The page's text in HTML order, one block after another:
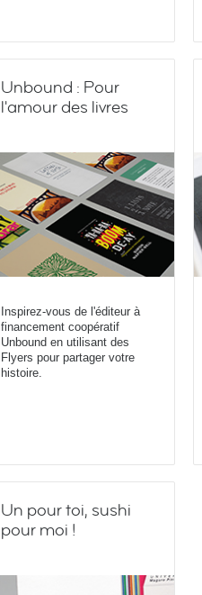
Unbound : Pour
l'amour des livres
Inspirez-vous de l'éditeur à
financement coopératif
Unbound en utilisant des
Flyers pour partager votre
histoire.
Un pour toi, sushi
pour moi !